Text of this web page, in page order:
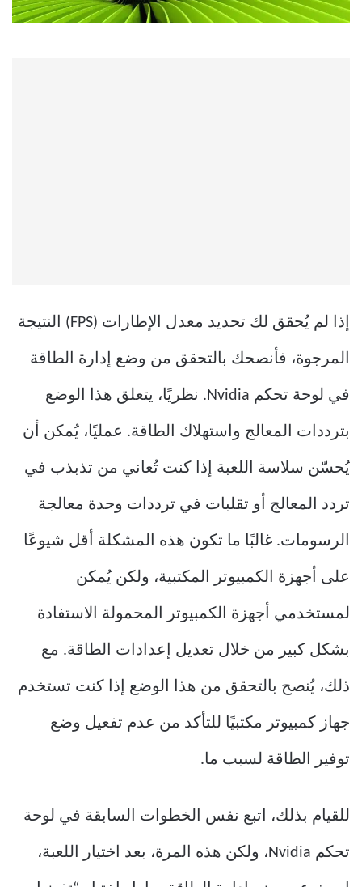
إذا لم يُحقق لك تحديد معدل الإطارات (FPS) النتيجة
المرجوة، فأنصحك بالتحقق من وضع إدارة الطاقة
في لوحة تحكم Nvidia. نظريًا، يتعلق هذا الوضع
بترددات المعالج واستهلاك الطاقة. عمليًا، يُمكن أن
يُحسّن سلاسة اللعبة إذا كنت تُعاني من تذبذب في
تردد المعالج أو تقلبات في ترددات وحدة معالجة
الرسومات. غالبًا ما تكون هذه المشكلة أقل شيوعًا
على أجهزة الكمبيوتر المكتبية، ولكن يُمكن
لمستخدمي أجهزة الكمبيوتر المحمولة الاستفادة
بشكل كبير من خلال تعديل إعدادات الطاقة. مع
ذلك، يُنصح بالتحقق من هذا الوضع إذا كنت تستخدم
جهاز كمبيوتر مكتبيًا للتأكد من عدم تفعيل وضع
توفير الطاقة لسبب ما.
للقيام بذلك، اتبع نفس الخطوات السابقة في لوحة
تحكم Nvidia، ولكن هذه المرة، بعد اختيار اللعبة،